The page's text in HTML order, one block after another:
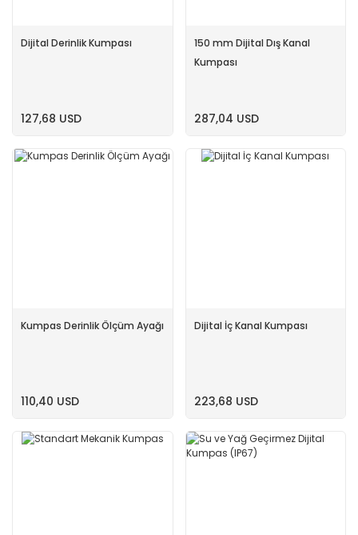
Dijital Derinlik Kumpası
127,68 USD
150 mm Dijital Dış Kanal
Kumpası
287,04 USD
Kumpas Derinlik Ölçüm Ayağı
110,40 USD
Dijital İç Kanal Kumpası
223,68 USD